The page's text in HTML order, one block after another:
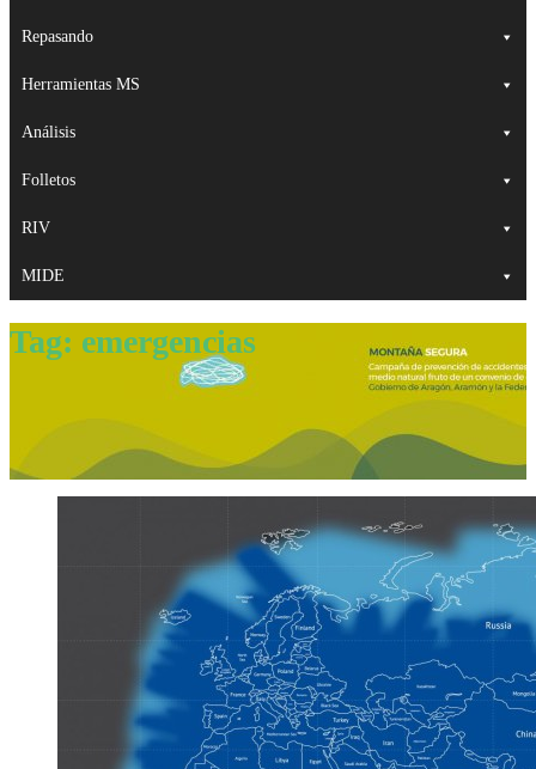
Repasando
Herramientas MS
Análisis
Folletos
RIV
MIDE
Tag: emergencias